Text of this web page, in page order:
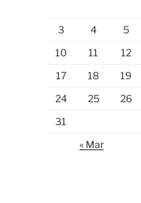
3
4 5
10
11 12
17
18 19
24
25 26
31
« Mar